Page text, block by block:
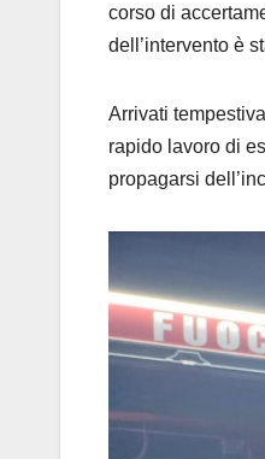
corso di
dell’intervento è
Arrivati
rapido lavoro di
propagarsi